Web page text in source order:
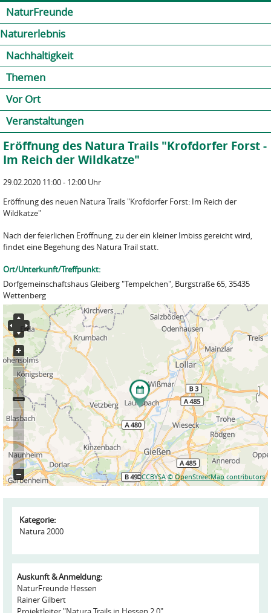
NaturFreunde
Naturerlebnis
Nachhaltigkeit
Themen
Vor Ort
Veranstaltungen
Eröffnung des Natura Trails "Krofdorfer Forst -
Im Reich der Wildkatze"
29.02.2020 11:00 - 12:00 Uhr
Eröffnung des neuen Natura Trails "Krofdorfer Forst: Im Reich der
Wildkatze"
Nach der feierlichen Eröffnung, zu der ein kleiner Imbiss gereicht wird,
findet eine Begehung des Natura Trail statt.
Ort/Unterkunft/Treffpunkt:
Dorfgemeinschaftshaus Gleiberg "Tempelchen", Burgstraße 65, 35435
Wettenberg
©CCBYSA © OpenStreetMap contributors
Kategorie:
Natura 2000
Auskunft & Anmeldung:
NaturFreunde Hessen
Rainer Gilbert